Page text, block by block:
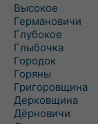
Высокое
Германовичи
Глубокое
Глыбочка
Городок
Горяны
Григоровщина
Дерковщина
Дёрновичи